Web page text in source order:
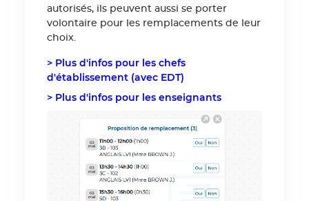
autorisés, ils peuvent aussi se porter
volontaire pour les remplacements de leur
choix.
> Plus d'infos pour les chefs
d'établissement (avec EDT)
> Plus d'infos pour les enseignants